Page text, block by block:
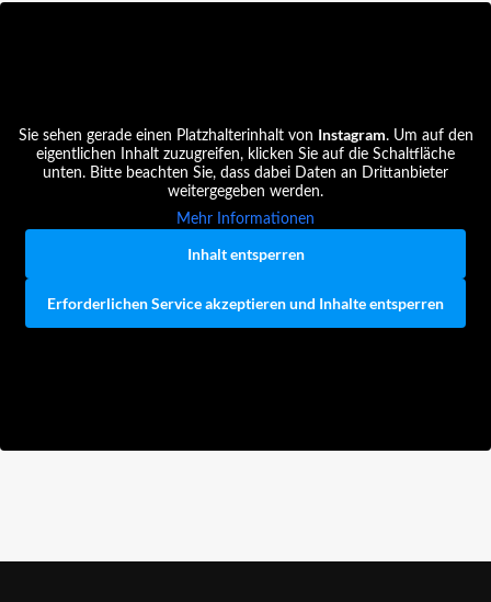
Sie sehen gerade einen Platzhalterinhalt von Instagram. Um auf den
eigentlichen Inhalt zuzugreifen, klicken Sie auf die Schaltfläche
unten. Bitte beachten Sie, dass dabei Daten an Drittanbieter
weitergegeben werden.
Mehr Informationen
Inhalt entsperren
Erforderlichen Service akzeptieren und Inhalte entsperren